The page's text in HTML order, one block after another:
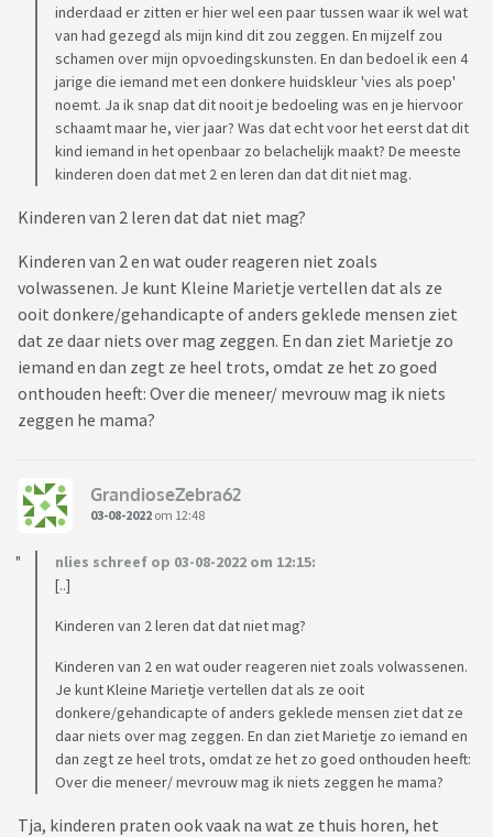
inderdaad er zitten er hier wel een paar tussen waar ik wel wat
van had gezegd als mijn kind dit zou zeggen. En mijzelf zou
schamen over mijn opvoedingskunsten. En dan bedoel ik een 4
jarige die iemand met een donkere huidskleur 'vies als poep'
noemt. Ja ik snap dat dit nooit je bedoeling was en je hiervoor
schaamt maar he, vier jaar? Was dat echt voor het eerst dat dit
kind iemand in het openbaar zo belachelijk maakt? De meeste
kinderen doen dat met 2 en leren dan dat dit niet mag.
Kinderen van 2 leren dat dat niet mag?
Kinderen van 2 en wat ouder reageren niet zoals
volwassenen. Je kunt Kleine Marietje vertellen dat als ze
ooit donkere/gehandicapte of anders geklede mensen ziet
dat ze daar niets over mag zeggen. En dan ziet Marietje zo
iemand en dan zegt ze heel trots, omdat ze het zo goed
onthouden heeft: Over die meneer/ mevrouw mag ik niets
zeggen he mama?
GrandioseZebra62
03-08-2022 om 12:48
nlies schreef op 03-08-2022 om 12:15:
[..]
Kinderen van 2 leren dat dat niet mag?
Kinderen van 2 en wat ouder reageren niet zoals volwassenen.
Je kunt Kleine Marietje vertellen dat als ze ooit
donkere/gehandicapte of anders geklede mensen ziet dat ze
daar niets over mag zeggen. En dan ziet Marietje zo iemand en
dan zegt ze heel trots, omdat ze het zo goed onthouden heeft:
Over die meneer/ mevrouw mag ik niets zeggen he mama?
Tja, kinderen praten ook vaak na wat ze thuis horen, het